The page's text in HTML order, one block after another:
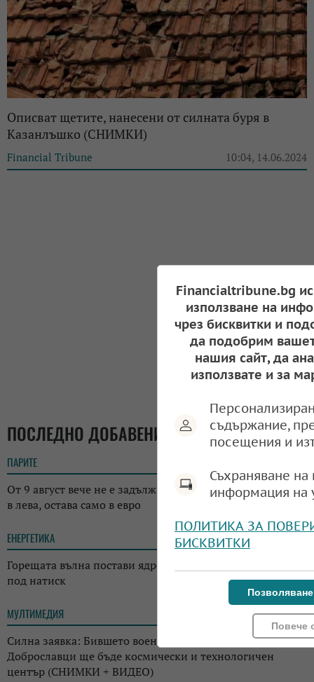
Описват щетите, нанесени от силната буря в
Казанлъшко (СНИМКИ)
Financial Tribune 10:04, 14.06.2024
ПОСЛЕДНО ДОБАВЕНИ
ПАРИТЕ
От 9 август вече не е задължително да има етикет с цена
в лева, остава само в евро
ЕНЕРГЕТИКА
Горещата вълна постави ядрената енергетика на Европа
под натиск
МУЛТИМЕДИЯ 13:16
Силна заявка: Бившето военно летище край
Доброславци ще бъде космически и технологичен
център (СНИМКИ + ВИДЕО)
Financialtribune.bg
използване на
чрез бисквитки и
да подобрим
нашия сайт, да
използвате и за
съдържание,
посещения и
Съхраняване
информация на
ПОЛИТИКА ЗА
БИСКВИТКИ
Повече